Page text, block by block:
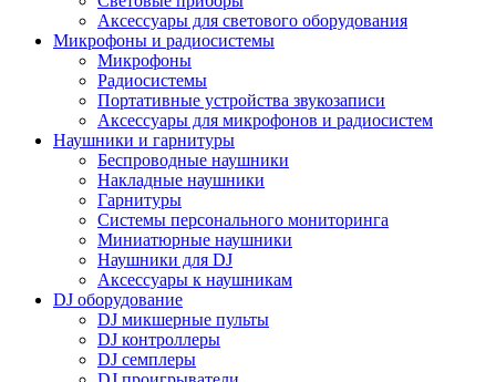
Аксессуары для светового оборудования
Микрофоны и радиосистемы
Микрофоны
Радиосистемы
Портативные устройства звукозаписи
Аксессуары для микрофонов и радиосистем
Наушники и гарнитуры
Беспроводные наушники
Накладные наушники
Гарнитуры
Системы персонального мониторинга
Миниатюрные наушники
Наушники для DJ
Аксессуары к наушникам
DJ оборудование
DJ микшерные пульты
DJ контроллеры
DJ семплеры